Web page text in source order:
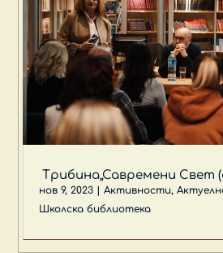
Трибина„Савремени Свет
нов 9, 2023 |Активности,
Школска библиотека